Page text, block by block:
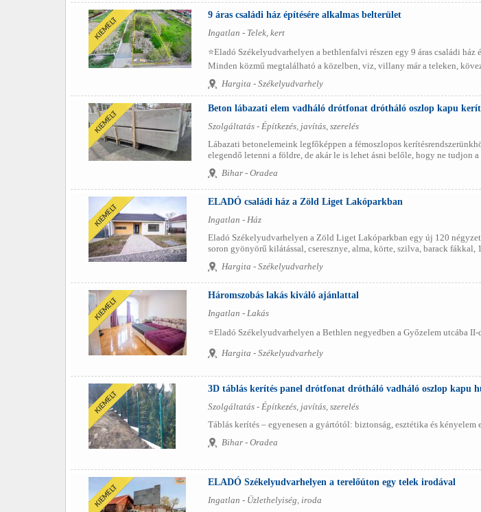
9 áras családi ház építésére alkalmas belterület
Ingatlan - Telek, kert
⭐️Eladó Székelyudvarhelyen a bethlenfalvi részen egy 9 áras családi
Minden közmű megtalálható a közelben, viz, villany már a teleken,
Hargita - Székelyudvarhely
Beton lábazati elem vadháló drótfonat drótháló oszlop kapu
Szolgáltatás - Építkezés, javítás, szerelés
Lábazati betonelemeink legfőképpen a fémoszlopos
elegendő letenni a földre, de akár le is lehet ásni belőle, hogy ne tudjon
Bihar - Oradea
ELADÓ családi ház a Zöld Liget Lakóparkban
Ingatlan - Ház
Eladó Székelyudvarhelyen a Zöld Liget Lakóparkban egy új 120
soron gyönyörű kilátással, cseresznye, alma, körte, szilva, barack
Hargita - Székelyudvarhely
Háromszobás lakás kiváló ajánlattal
Ingatlan - Lakás
⭐️Eladó Székelyudvarhelyen a Bethlen negyedben a Győzelem utcába
Hargita - Székelyudvarhely
3D táblás kerítés panel drótfonat drótháló vadháló oszlop kapu
Szolgáltatás - Építkezés, javítás, szerelés
Táblás kerítés – egyenesen a gyártótól: biztonság, esztétika és kényelem
Bihar - Oradea
ELADÓ Székelyudvarhelyen a terelőúton egy telek irodával
Ingatlan - Üzlethelyiség, iroda